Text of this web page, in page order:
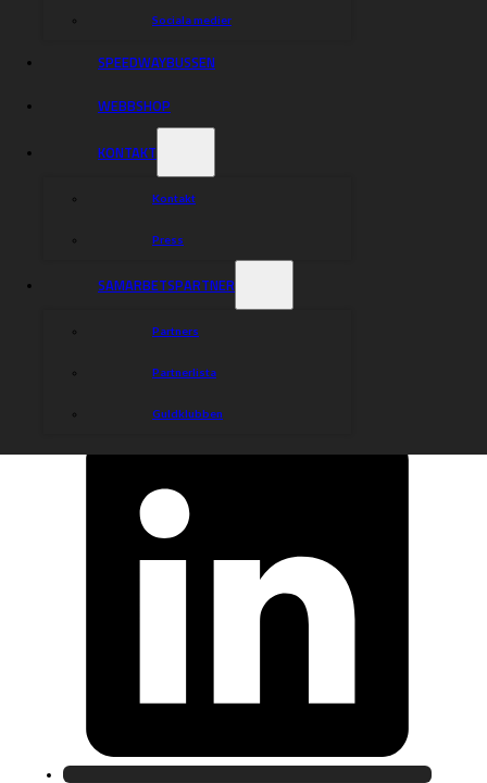
Sociala medier
SPEEDWAYBUSSEN
WEBBSHOP
KONTAKT
Kontakt
Press
SAMARBETSPARTNER
Partners
Partnerlista
Guldklubben